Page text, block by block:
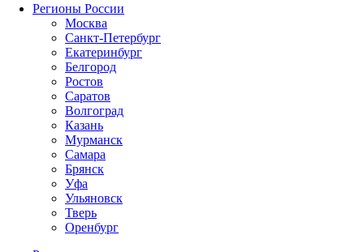
Регионы России
Москва
Санкт-Петербург
Екатеринбург
Белгород
Ростов
Саратов
Волгоград
Казань
Мурманск
Самара
Брянск
Уфа
Ульяновск
Тверь
Оренбург